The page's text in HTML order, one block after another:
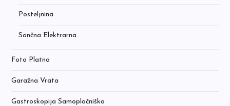
Posteljnina
Sončna Elektrarna
Foto Platno
Garažna Vrata
Gastroskopija Samoplačniško